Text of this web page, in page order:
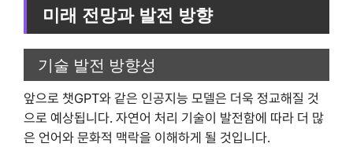
미래 전망과 발전 방향
기술 발전 방향성
앞으로 챗GPT와 같은 인공지능 모델은 더욱 정교해질 것
으로 예상됩니다. 자연어 처리 기술이 발전함에 따라 더 많
은 언어와 문화적 맥락을 이해하게 될 것입니다.